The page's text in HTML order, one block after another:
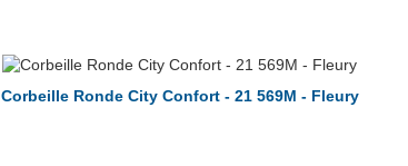
Corbeille Ronde City Confort - 21 569M - Fleury